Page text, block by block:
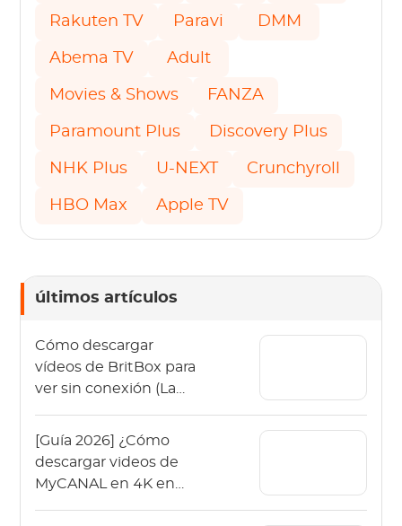
Rakuten TV Paravi DMM
Abema TV Adult
Movies & Shows FANZA
Paramount Plus Discovery Plus
NHK Plus U-NEXT Crunchyroll
HBO Max Apple TV
últimos artículos
Cómo descargar
vídeos de BritBox para
ver sin conexión (La
[Guía 2026] ¿Cómo
descargar videos de
MyCANAL en 4K en